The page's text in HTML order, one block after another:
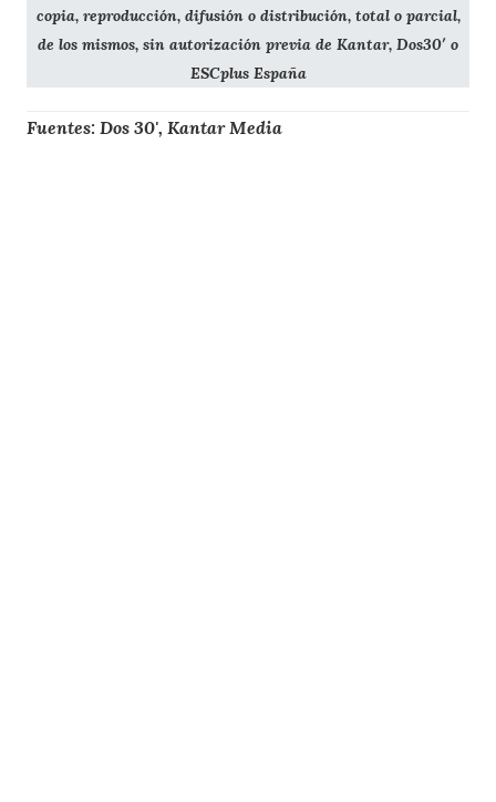
copia, reproducción, difusión o distribución, total o parcial,
de los mismos, sin autorización previa de Kantar, Dos30′ o
ESCplus España
Fuentes: Dos 30', Kantar Media